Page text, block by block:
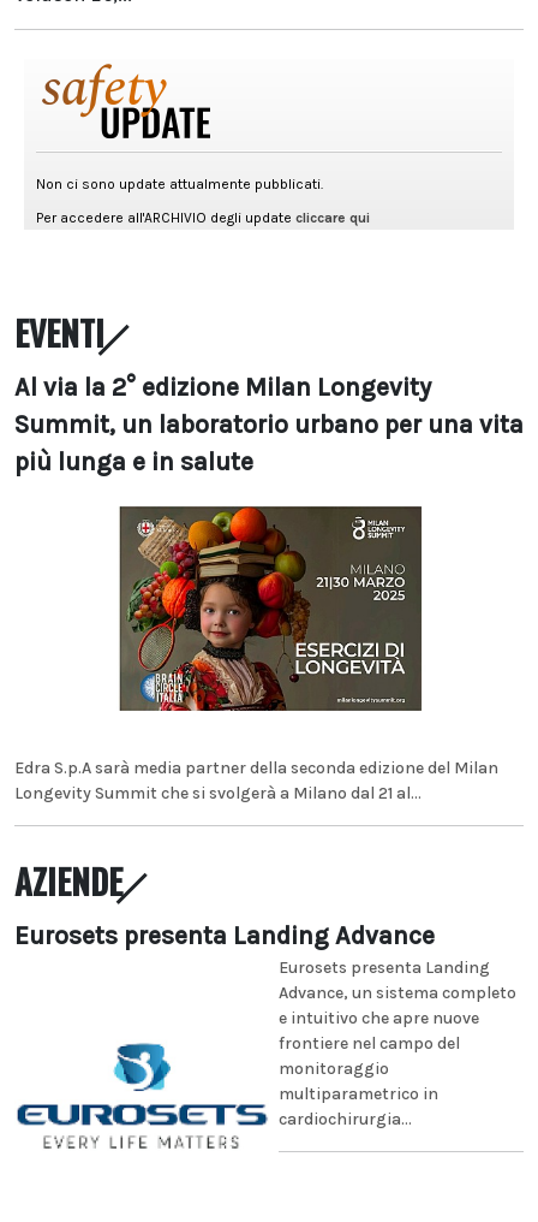
EVENTI
Al via la 2° edizione Milan Longevity
Summit, un laboratorio urbano per una vita
più lunga e in salute
Edra S.p.A sarà media partner della seconda edizione del Milan
Longevity Summit che si svolgerà a Milano dal 21 al...
AZIENDE
Eurosets presenta Landing Advance
Eurosets presenta Landing
Advance, un sistema completo
e intuitivo che apre nuove
frontiere nel campo del
monitoraggio
multiparametrico in
cardiochirurgia...